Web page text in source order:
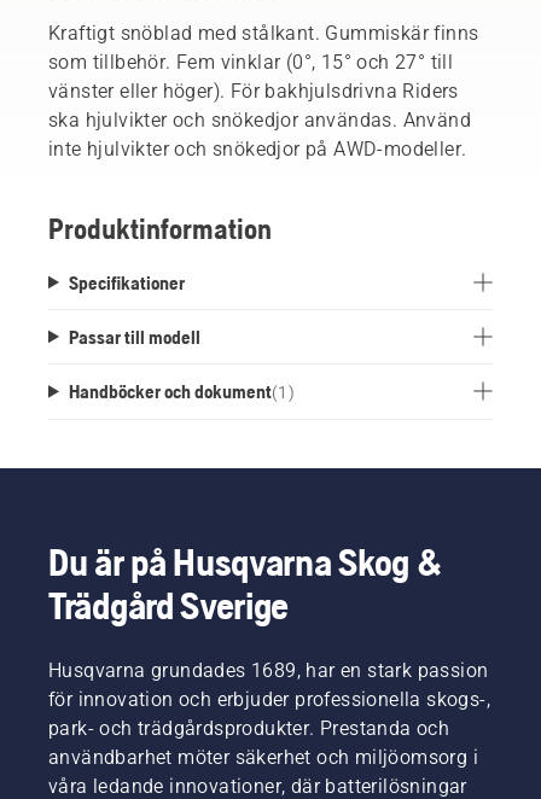
Kraftigt snöblad med stålkant. Gummiskär finns
som tillbehör. Fem vinklar (0°, 15° och 27° till
vänster eller höger). För bakhjulsdrivna Riders
ska hjulvikter och snökedjor användas. Använd
inte hjulvikter och snökedjor på AWD-modeller.
Produktinformation
Specifikationer
Passar till modell
Handböcker och dokument(1 )
Du är på Husqvarna Skog &
Trädgård Sverige
Husqvarna grundades 1689, har en stark passion
för innovation och erbjuder professionella skogs-,
park- och trädgårdsprodukter. Prestanda och
användbarhet möter säkerhet och miljöomsorg i
våra ledande innovationer, där batterilösningar